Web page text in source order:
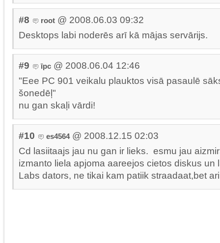
#8 root @ 2008.06.03 09:32
Desktops labi noderēs arī kā mājas servārijs.
#9 īpc @ 2008.06.04 12:46
"Eee PC 901 veikalu plauktos visā pasaulē
šonedēļ"
nu gan skaļi vārdi!
#10 es4564@ 2008.12.15 02:03
Cd lasiitaajs jau nu gan ir lieks. esmu jau
izmanto liela apjoma aareejos cietos diskus un
Labs dators, ne tikai kam patiik straadaat,bet